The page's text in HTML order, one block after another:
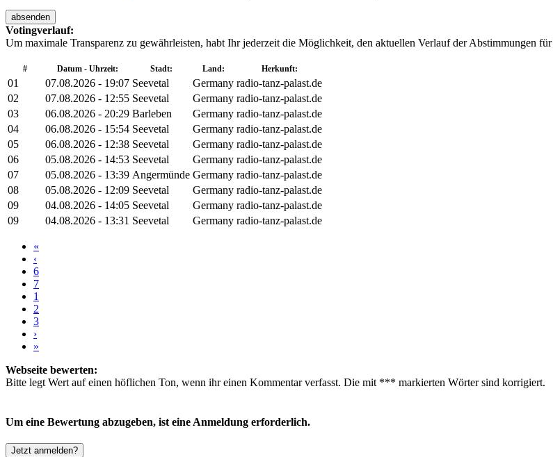
absenden
Votingverlauf:
Um maximale Transparenz zu gewährleisten, habt Ihr jederzeit die Möglichkeit, den aktuellen Verlauf der Abstimmungen für
# Datum - Uhrzeit: Stadt: Land: Herkunft:
01 07.08.2026 - 19:07 Seevetal Germany radio-tanz-palast.de
02
07.08.2026 - 12:55 Seevetal Germany radio-tanz-palast.de
03
06.08.2026 - 20:29 Barleben Germany radio-tanz-palast.de
04
06.08.2026 - 15:54 Seevetal Germany radio-tanz-palast.de
05
06.08.2026 - 12:38 Seevetal Germany radio-tanz-palast.de
06
05.08.2026 - 14:53 Seevetal Germany radio-tanz-palast.de
07
05.08.2026 - 13:39 Angermünde Germany radio-tanz-palast.de
08
05.08.2026 - 12:09 Seevetal Germany radio-tanz-palast.de
09
04.08.2026 - 14:05 Seevetal Germany radio-tanz-palast.de
09
04.08.2026 - 13:31 Seevetal Germany radio-tanz-palast.de
«
‹
6
7
1
2
3
›
»
Webseite bewerten:
Bitte legt Wert auf einen höflichen Ton, wenn ihr einen Kommentar verfasst. Die mit *** markierten Wörter sind korrigiert.
Um eine Bewertung abzugeben, ist eine Anmeldung erforderlich.
Jetzt anmelden?